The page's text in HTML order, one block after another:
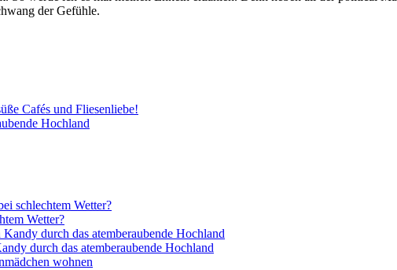
der Gefühle.
Cafés und Fliesenliebe!
Hochland
schlechtem Wetter?
Wetter?
durch das atemberaubende Hochland
durch das atemberaubende Hochland
wohnen